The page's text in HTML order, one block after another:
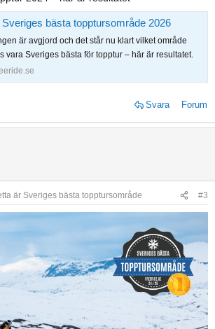
Sveriges bästa topptursområde 2026
är avgjord och det står nu klart vilket område
vara Sveriges bästa för topptur – här är resultatet.
Svara Forum
är Sveriges bästa topptursområde #3